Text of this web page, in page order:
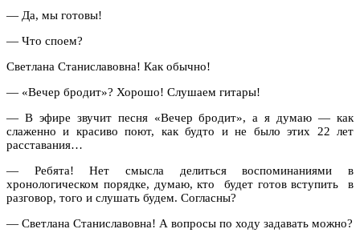
— Да, мы готовы!
— Что споем?
Светлана Станиславовна! Как обычно!
— «Вечер бродит»? Хорошо! Слушаем гитары!
— В эфире звучит песня «Вечер бродит», а я думаю — как
слаженно и красиво поют, как будто и не было этих 22 лет
расставания…
— Ребята! Нет смысла делиться воспоминаниями в
хронологическом порядке, думаю, кто
будет готов вступить
в
разговор, того и слушать будем. Согласны?
— Светлана Станиславовна! А вопросы по ходу задавать можно?